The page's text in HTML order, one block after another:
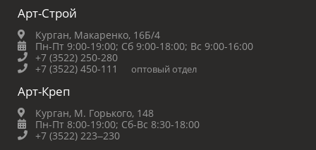
Арт-Строй
Курган, Макаренко, 16Б/4
Пн-Пт 9:00-19:00; Сб 9:00-18:00; Вс 9:00-16:00
+7 (3522) 250-280
+7 (3522) 450-111
оптовый отдел
Арт-Креп
Курган, М. Горького, 148
Пн-Пт 8:00-19:00; Сб-Вс 8:30-18:00
+7 (3522) 223‒230